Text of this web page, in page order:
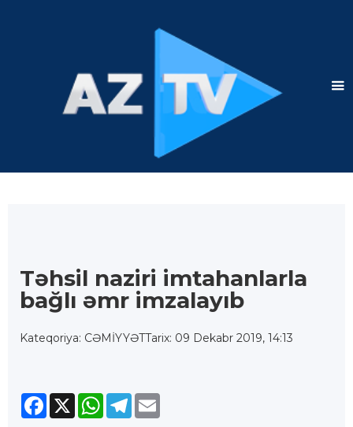
Təhsil naziri imtahanlarla
bağlı əmr imzalayıb
Kateqoriya: CƏMİYYƏTTarix: 09 Dekabr 2019, 14:13
Facebook
X WhatsApp
Telegram